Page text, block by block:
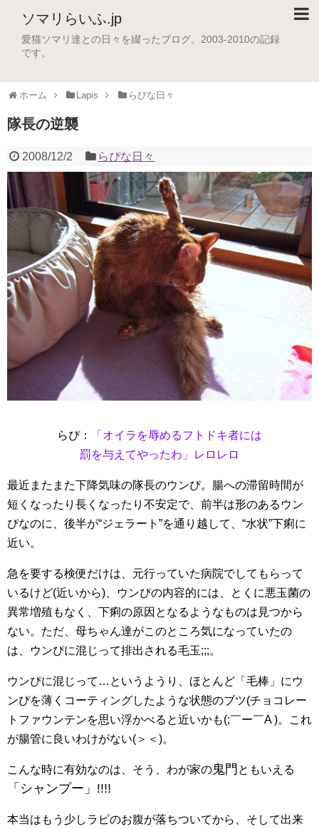
ソマリらいふ.jp
愛猫ソマリ達との日々を綴ったブログ。2003-2010の記録
です。
ホーム Lapis らぴな日々
隊長の逆襲
2008/12/2 らぴな日々
らぴ：
「オイラを辱めるフトドキ者には
罰を与えてやったわ」レロレロ
最近またまた下降気味の隊長のウンぴ。腸への滞留時間が
短くなったり長くなったり不安定で、前半は形のあるウン
ぴなのに、後半が“ジェラート”を通り越して、“水状”下痢に
近い。
急を要する検便だけは、元行っていた病院でしてもらって
いるけど(近いから)、ウンぴの内容的には、とくに悪玉菌の
異常増殖もなく、下痢の原因となるようなものは見つから
ない。ただ、母ちゃん達がこのところ気になっていたの
は、ウンぴに混じって排出される毛玉;;;。
ウンぴに混じって…というようり、ほとんど「毛棒」にウ
ンぴを薄くコーティングしたような状態のブツ(チョコレー
トファウンテンを思い浮かべると近いかも(;￣ー￣A )。これ
が腸管に良いわけがない(＞＜)。
こんな時に有効なのは、そう、わが家の鬼門 ともいえる
「シャンプー」!!!!
本当はもう少しラピのお腹が落ちついてから、そして出来